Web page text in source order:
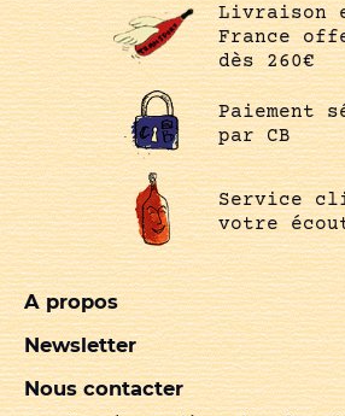
Livraison
France
dès 260€
Paiement
par CB
Service
votre
A propos
Newsletter
Nous contacter